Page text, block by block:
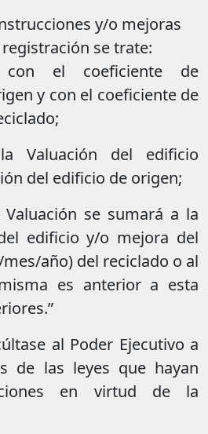
y/o mejoras
se trate:
el coeficiente de
y con el coeficiente de
Valuación del edificio
del edificio de origen;
se sumará a la
edificio y/o mejora del
año) del reciclado o al
es anterior a esta
al Poder Ejecutivo a
de las leyes que hayan
en virtud de la